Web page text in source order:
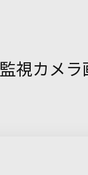
視カメ